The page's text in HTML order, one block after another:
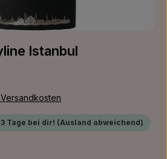
Istanbul
Tage bei dir! (Ausland abweichend)